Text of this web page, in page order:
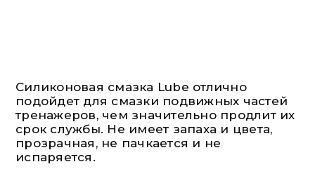
Силиконовая смазка Lube отлично
подойдет для смазки подвижных частей
тренажеров, чем значительно продлит их
срок службы. Не имеет запаха и цвета,
прозрачная, не пачкается и не
испаряется.